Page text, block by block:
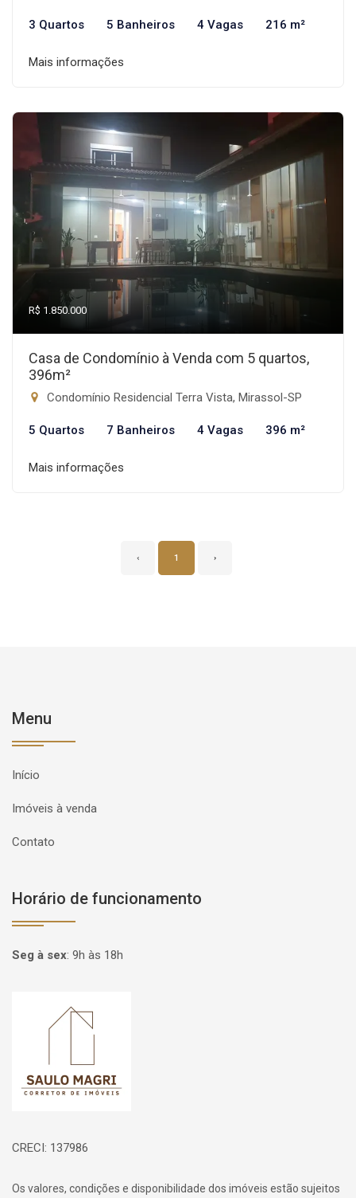
3 Quartos 5 Banheiros 4 Vagas 216 m²
Mais informações
R$ 1.850.000
Casa de Condomínio à Venda com 5 quartos,
396m²
Condomínio Residencial Terra Vista, Mirassol-SP
5 Quartos 7 Banheiros 4 Vagas 396 m²
Mais informações
‹ 1 ›
Menu
Início
Imóveis à venda
Contato
Horário de funcionamento
Seg à sex: 9h às 18h
Página inicial
CRECI: 137986
Os valores, condições e disponibilidade dos imóveis estão sujeitos